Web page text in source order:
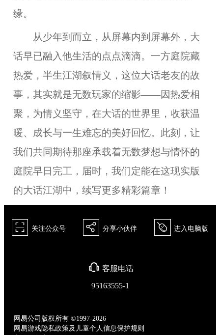
缘。
从少年到而立，从屏幕内到屏幕外，大
话早已融入他生活的点点滴滴。一方庭院藏
热爱，半生江湖叙情义，这位大话老友的故
事，其实就是无数玩家的缩影——因热爱相
聚，为情义坚守，在大话的世界里，收获温
暖、成长与一生难忘的美好回忆。此刻，让
我们共同期待那座承载着无数梦想与情怀的
庭院早日完工，届时，我们定能在这现实版
的大话江湖中，续写更多精彩篇章！
򰀁 关注公众号 򰀂 分享小伙伴 򰀄 进入电脑版
򰀃 客服电话
95163555-1
网易公司版权所有 ©1997-2026
网易游戏隐私政策及儿童个人信息保护规则